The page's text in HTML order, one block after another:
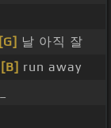
[G] 날 아직 잘
[B] run away